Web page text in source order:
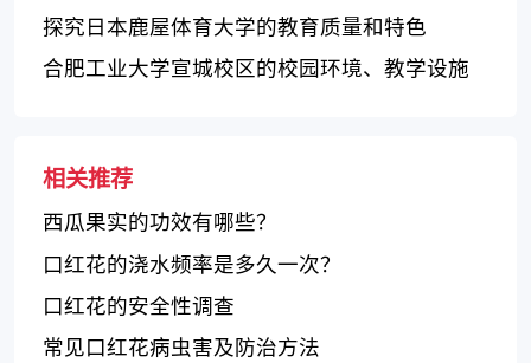
探究日本鹿屋体育大学的教育质量和特色
合肥工业大学宣城校区的校园环境、教学设施
相关推荐
西瓜果实的功效有哪些？
口红花的浇水频率是多久一次？
口红花的安全性调查
常见口红花病虫害及防治方法